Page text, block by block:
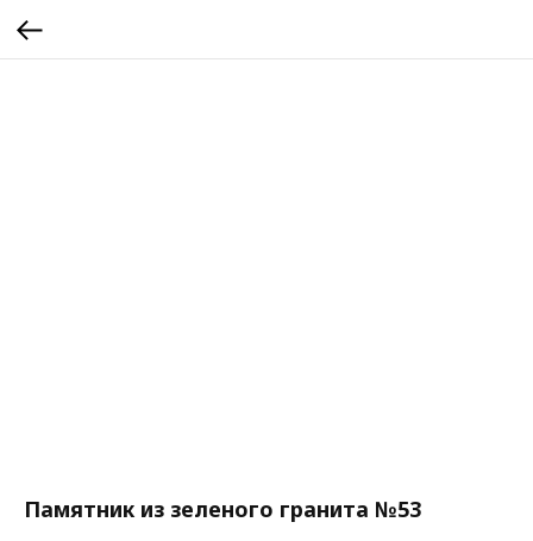
Памятник из зеленого гранита №53